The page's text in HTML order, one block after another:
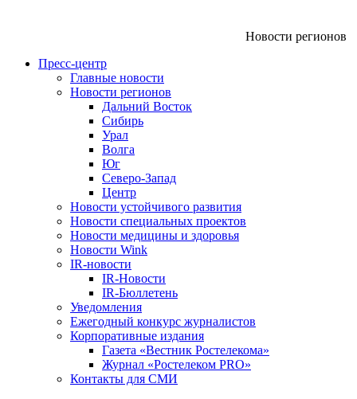
Новости регионов
Пресс-центр
Главные новости
Новости регионов
Дальний Восток
Сибирь
Урал
Волга
Юг
Северо-Запад
Центр
Новости устойчивого развития
Новости специальных проектов
Новости медицины и здоровья
Новости Wink
IR-новости
IR-Новости
IR-Бюллетень
Уведомления
Ежегодный конкурс журналистов
Корпоративные издания
Газета «Вестник Ростелекома»
Журнал «Ростелеком PRO»
Контакты для СМИ